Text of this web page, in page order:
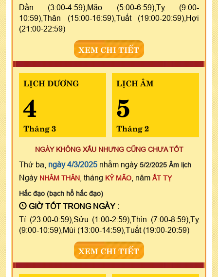
Dần (3:00-4:59),Mão (5:00-6:59),Tỵ (9:00-
10:59),Thân (15:00-16:59),Tuất (19:00-20:59),Hợi
(21:00-22:59)
XEM CHI TIẾT
LỊCH DƯƠNG
4
Tháng 3
LỊCH ÂM
5
Tháng 2
NGÀY KHÔNG XẤU NHƯNG CŨNG CHƯA TỐT
Thứ ba, ngày 4/3/2025 nhằm ngày 5/2/2025 Âm lịch
Ngày NHÂM THÂN , tháng KỶ MÃO , năm ẤT TỴ
Hắc đạo (bạch hổ hắc đạo)
GIỜ TỐT TRONG NGÀY :
Tí (23:00-0:59),Sửu (1:00-2:59),Thìn (7:00-8:59),Tỵ
(9:00-10:59),Mùi (13:00-14:59),Tuất (19:00-20:59)
XEM CHI TIẾT